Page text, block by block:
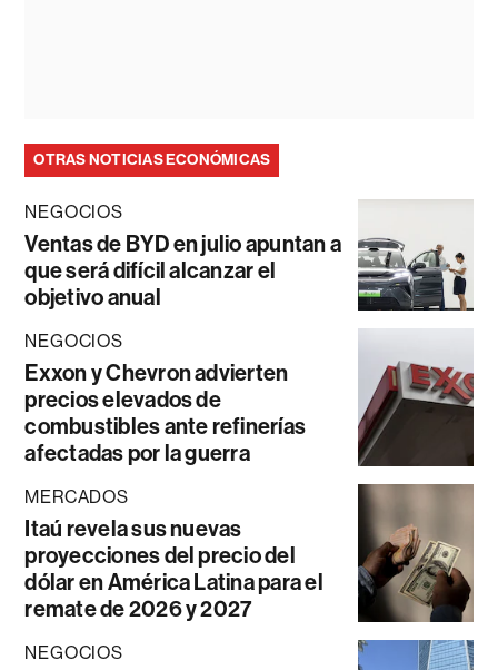
OTRAS NOTICIAS ECONÓMICAS
NEGOCIOS
Ventas de BYD en julio apuntan a
que será difícil alcanzar el
objetivo anual
NEGOCIOS
Exxon y Chevron advierten
precios elevados de
combustibles ante refinerías
afectadas por la guerra
MERCADOS
Itaú revela sus nuevas
proyecciones del precio del
dólar en América Latina para el
remate de 2026 y 2027
NEGOCIOS